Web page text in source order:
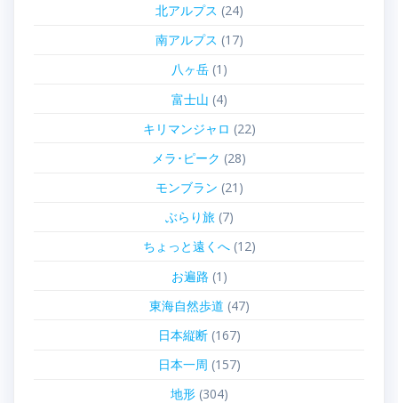
北アルプス (24)
南アルプス (17)
八ヶ岳(1)
富士山 (4)
キリマンジャロ (22)
メラ･ピーク (28)
モンブラン (21)
ぶらり旅(7)
ちょっと遠くへ(12)
お遍路 (1)
東海自然歩道 (47)
日本縦断(167)
日本一周 (157)
地形(304)